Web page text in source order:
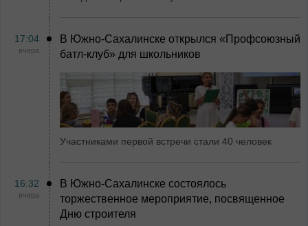
17:04
вчера
В Южно-Сахалинске открылся «Профсоюзный
батл-клуб» для школьников
Участниками первой встречи стали 40 человек
16:32
вчера
В Южно-Сахалинске состоялось
торжественное мероприятие, посвященное
Дню строителя